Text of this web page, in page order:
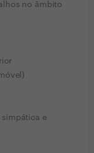
no âmbito
simpática e